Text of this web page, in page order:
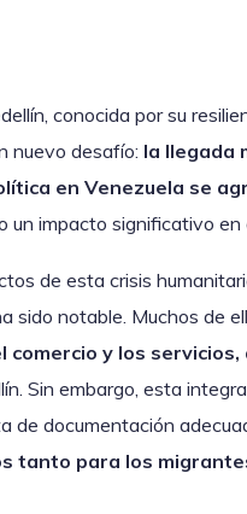
conocida por su
nuevo desafío: la llegada
en Venezuela se
un impacto significativo
de esta crisis
sido notable. Muchos de
comercio y los
Sin embargo, esta
de documentación
tanto para los